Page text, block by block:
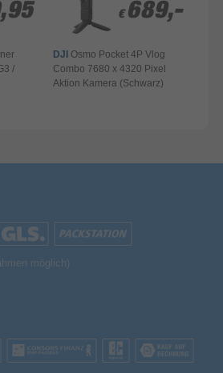
/
€ 689,-
€ 689,-
DJI Osmo Pocket 4P Vlog
Combo 7680 x 4320 Pixel
Aktion Kamera (Schwarz)
möglich)